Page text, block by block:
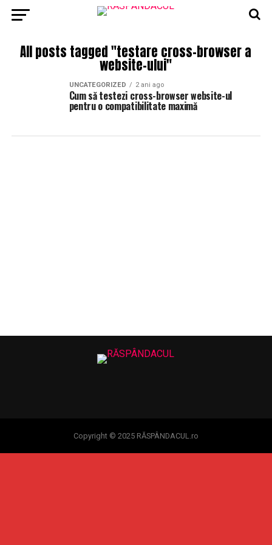
All posts tagged "testare cross-browser a
website-ului"
UNCATEGORIZED 2 ani ago
Cum să testezi cross-browser website-ul
pentru o compatibilitate maximă
Copyright © 2025 RĂSPÂNDACUL.ro